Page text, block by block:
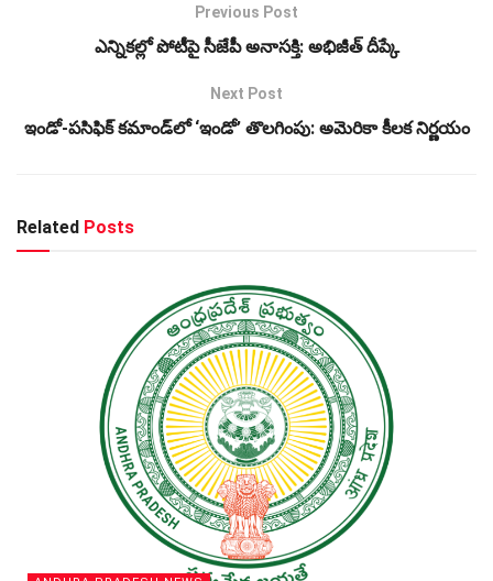
Previous Post
ఎన్నికల్లో పోటీపై సీజేపీ అనాసక్తి: అభిజీత్‌ దీప్కే
Next Post
ఇండో-పసిఫిక్ కమాండ్‌లో ‘ఇండో’ తొలగింపు: అమెరికా కీలక నిర్ణయం
Related Posts